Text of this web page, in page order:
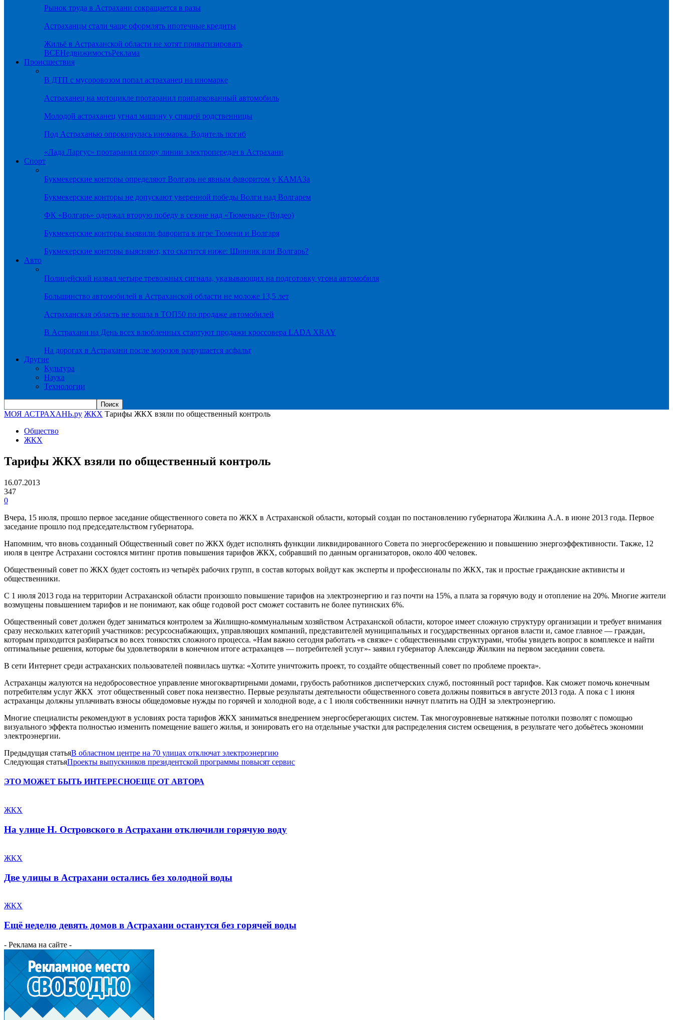
Рынок труда в Астрахани сокращается в разы
Астраханцы стали чаще оформлять ипотечные кредиты
Жильё в Астраханской области не хотят приватизировать
ВСЕНедвижимостьРеклама
Происшествия
В ДТП с мусоровозом попал астраханец на иномарке
Астраханец на мотоцикле протаранил припаркованный автомобиль
Молодой астраханец угнал машину у спящей родственницы
Под Астраханью опрокинулась иномарка. Водитель погиб
«Лада Ларгус» протаранил опору линии электропередач в Астрахани
Спорт
Букмекерские конторы определяют Волгарь не явным фаворитом у КАМАЗа
Букмекерские конторы не допускают уверенной победы Волги над Волгарем
ФК «Волгарь» одержал вторую победу в сезоне над «Тюменью» (Видео)
Букмекерские конторы выявили фаворита в игре Тюмени и Волгаря
Букмекерские конторы выясняют, кто скатится ниже: Шинник или Волгарь?
Авто
Полицейский назвал четыре тревожных сигнала, указывающих на подготовку угона автомобиля
Большинство автомобилей в Астраханской области не моложе 13,5 лет
Астраханская область не вошла в ТОП50 по продаже автомобилей
В Астрахани на День всех влюбленных стартуют продажи кроссовера LADA XRAY
На дорогах в Астрахани после морозов разрушается асфальт
Другие
Культура
Наука
Технологии
МОЯ АСТРАХАНЬ.ру ЖКХ Тарифы ЖКХ взяли по общественный контроль
Общество
ЖКХ
Тарифы ЖКХ взяли по общественный контроль
16.07.2013
347
0
Вчера, 15 июля, прошло первое заседание общественного совета по ЖКХ в Астраханской области, который создан по постановлению губернатора Жилкина А.А. в июне 2013 года. Первое
заседание прошло под председательством губернатора.
Напомним, что вновь созданный Общественный совет по ЖКХ будет исполнять функции ликвидированного Совета по энергосбережению и повышению энергоэффективности. Также, 12
июля в центре Астрахани состоялся митинг против повышения тарифов ЖКХ, собравший по данным организаторов, около 400 человек.
Общественный совет по ЖКХ будет состоять из четырёх рабочих групп, в состав которых войдут как эксперты и профессионалы по ЖКХ, так и простые гражданские активисты и
общественники.
С 1 июля 2013 года на территории Астраханской области произошло повышение тарифов на электроэнергию и газ почти на 15%, а плата за горячую воду и отопление на 20%. Многие жители
возмущены повышением тарифов и не понимают, как обще годовой рост сможет составить не более путинских 6%.
Общественный совет должен будет заниматься контролем за Жилищно-коммунальным хозяйством Астраханской области, которое имеет сложную структуру организации и требует внимания
сразу нескольких категорий участников: ресурсоснабжающих, управляющих компаний, представителей муниципальных и государственных органов власти и, самое главное — граждан,
которым приходится разбираться во всех тонкостях сложного процесса. «Нам важно сегодня работать «в связке» с общественными структурами, чтобы увидеть вопрос в комплексе и найти
оптимальные решения, которые бы удовлетворяли в конечном итоге астраханцев — потребителей услуг»- заявил губернатор Александр Жилкин на первом заседании совета.
В сети Интернет среди астраханских пользователей появилась шутка: «Хотите уничтожить проект, то создайте общественный совет по проблеме проекта».
Астраханцы жалуются на недобросовестное управление многоквартирными домами, грубость работников диспетчерских служб, постоянный рост тарифов. Как сможет помочь конечным
потребителям услуг ЖКХ этот общественный совет пока неизвестно. Первые результаты деятельности общественного совета должны появиться в августе 2013 года. А пока с 1 июня
астраханцы должны уплачивать взносы общедомовые нужды по горячей и холодной воде, а с 1 июля собственники начнут платить на ОДН за электроэнергию.
Многие специалисты рекомендуют в условиях роста тарифов ЖКХ заниматься внедрением энергосберегающих систем. Так многоуровневые натяжные потолки позволят с помощью
визуального эффекта полностью изменить помещение вашего жилья, и зонировать его на отдельные участки для распределения систем освещения, в результате чего добьётесь экономии
электроэнергии.
Предыдущая статьяВ областном центре на 70 улицах отключат электроэнергию
Следующая статьяПроекты выпускников президентской программы повысят сервис
ЭТО МОЖЕТ БЫТЬ ИНТЕРЕСНОЕЩЕ ОТ АВТОРА
ЖКХ
На улице Н. Островского в Астрахани отключили горячую воду
ЖКХ
Две улицы в Астрахани остались без холодной воды
ЖКХ
Ещё неделю девять домов в Астрахани останутся без горячей воды
- Реклама на сайте -